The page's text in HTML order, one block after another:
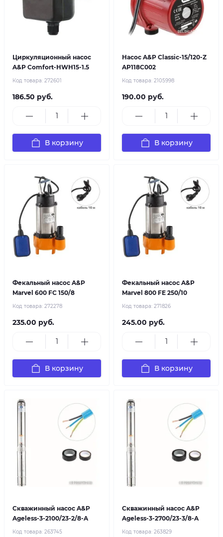
Циркуляционный насос
A&P Comfort-HWH15-1.5
Код товара: 272601
186.50 руб.
В корзину
Насос A&P Classic-15/120-Z
AP118C002
Код товара: 2105998
190.00 руб.
В корзину
Фекальный насос A&P
Marvel 600 FC 150/8
Код товара: 272278
235.00 руб.
В корзину
Фекальный насос A&P
Marvel 800 FE 250/10
Код товара: 271826
245.00 руб.
В корзину
Скважинный насос A&P
Ageless-3-2100/23-2/8-A
Код товара: 263745
Скважинный насос A&P
Ageless-3-2700/23-3/8-A
Код товара: 263829